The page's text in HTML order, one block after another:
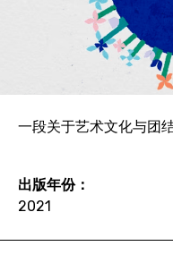
一段关于艺术文化与团
出版年份：
2021